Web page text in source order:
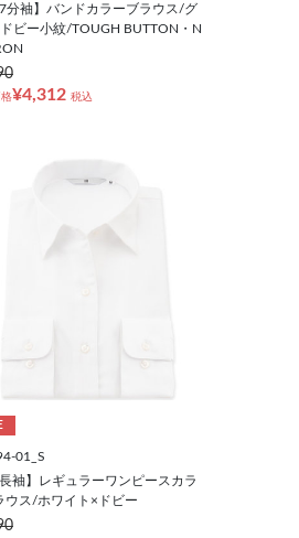
7分袖】バンドカラーブラウス/グ
ビー小紋/TOUGH BUTTON・N
¥4,312 税込
01_S
長袖】レギュラーワンピースカラ
ウス/ホワイト×ドビー